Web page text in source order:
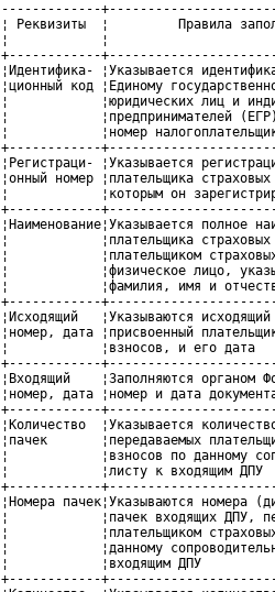
-------------
¦ Реквизиты  ¦         Правила
¦            ¦
+------------
¦Идентифика- ¦Указывается
¦ционный код ¦Единому
¦            ¦юридических лиц и
¦            ¦предпринимателей
¦            ¦номер
+------------
¦Регистраци- ¦Указывается
¦онный номер ¦плательщика
¦            ¦которым он
+------------
¦Наименование¦Указывается
¦            ¦плательщика
¦            ¦плательщиком
¦            ¦физическое лицо,
¦            ¦фамилия, имя и
+------------
¦Исходящий   ¦Указываются
¦номер, дата ¦присвоенный
¦            ¦взносов, и его
+------------
¦Входящий    ¦Заполняются
¦номер, дата ¦номер и дата
+------------
¦Количество  ¦Указывается
¦пачек       ¦передаваемых
¦            ¦взносов по данному
¦            ¦листу к
+------------
¦Номера пачек¦Указываются
¦            ¦пачек входящих ДПУ,
¦            ¦плательщиком
¦            ¦данному
¦            ¦входящим ДПУ
+------------